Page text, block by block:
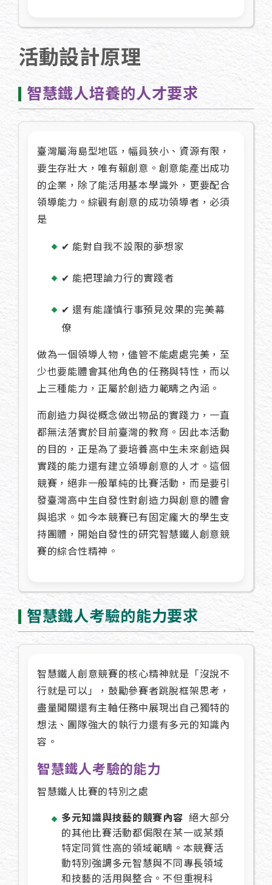
活動設計原理
智慧鐵人培養的人才要求
臺灣屬海島型地區，幅員狹小、資源有限，
要生存壯大，唯有賴創意。創意能產出成功
的企業，除了能活用基本學識外，更要配合
領導能力。綜觀有創意的成功領導者，必須
是
✔ 能對自我不設限的夢想家
✔ 能把理論力行的實踐者
✔ 還有能謹慎行事預見效果的完美幕
僚
做為一個領導人物，儘管不能處處完美，至
少也要能體會其他角色的任務與特性，而以
上三種能力，正屬於創造力範疇之內涵。
而創造力與從概念做出物品的實踐力，一直
都無法落實於目前臺灣的教育。因此本活動
的目的，正是為了要培養高中生未來創造與
實踐的能力還有建立領導創意的人才。這個
競賽，絕非一般單純的比賽活動，而是要引
發臺灣高中生自發性對創造力與創意的體會
與追求。如今本競賽已有固定龐大的學生支
持團體，開始自發性的研究智慧鐵人創意競
賽的綜合性精神。
智慧鐵人考驗的能力要求
智慧鐵人創意競賽的核心精神就是「沒說不
行就是可以」，鼓勵參賽者跳脫框架思考，
盡量闖關還有主軸任務中展現出自己獨特的
想法、團隊強大的執行力還有多元的知識內
容。
智慧鐵人考驗的能力
智慧鐵人比賽的特別之處
多元知識與技藝的競賽內容 絕大部分
的其他比賽活動都侷限在某一或某類
特定同質性高的領域範疇。本競賽活
動特別強調多元智慧與不同專長領域
和技藝的活用與整合。不但重視科